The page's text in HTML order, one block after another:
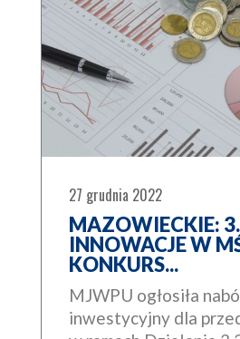
27 grudnia 2022
MAZOWIECKIE:
INNOWACJE W
KONKURS...
MJWPU ogłosiła
inwestycyjny dla